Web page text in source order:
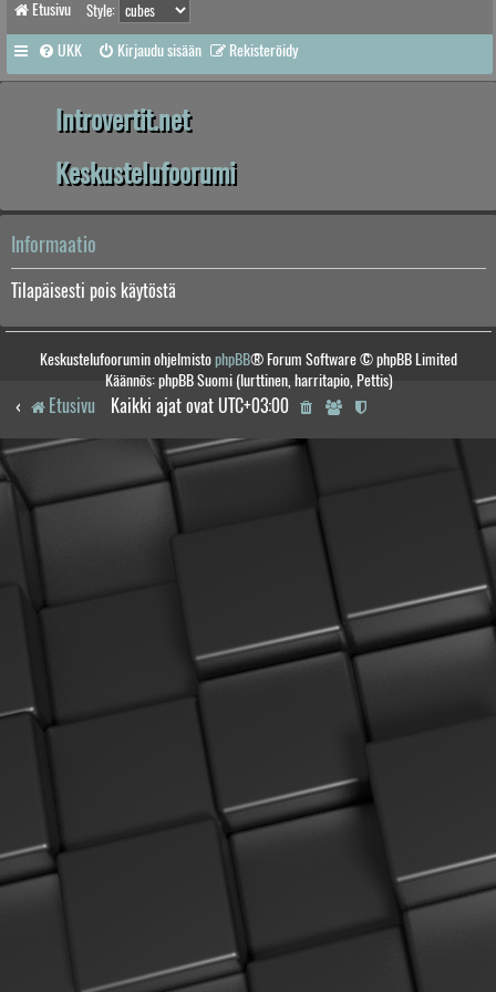
Etusivu Style:
UKK Kirjaudu sisään Rekisteröidy
Introvertit.net
Keskustelufoorumi
Informaatio
Tilapäisesti pois käytöstä
Keskustelufoorumin ohjelmistophpBB® Forum Software © phpBB Limited
Käännös: phpBB Suomi (lurttinen, harritapio, Pettis)
Etusivu Kaikki ajat ovat UTC+03:00